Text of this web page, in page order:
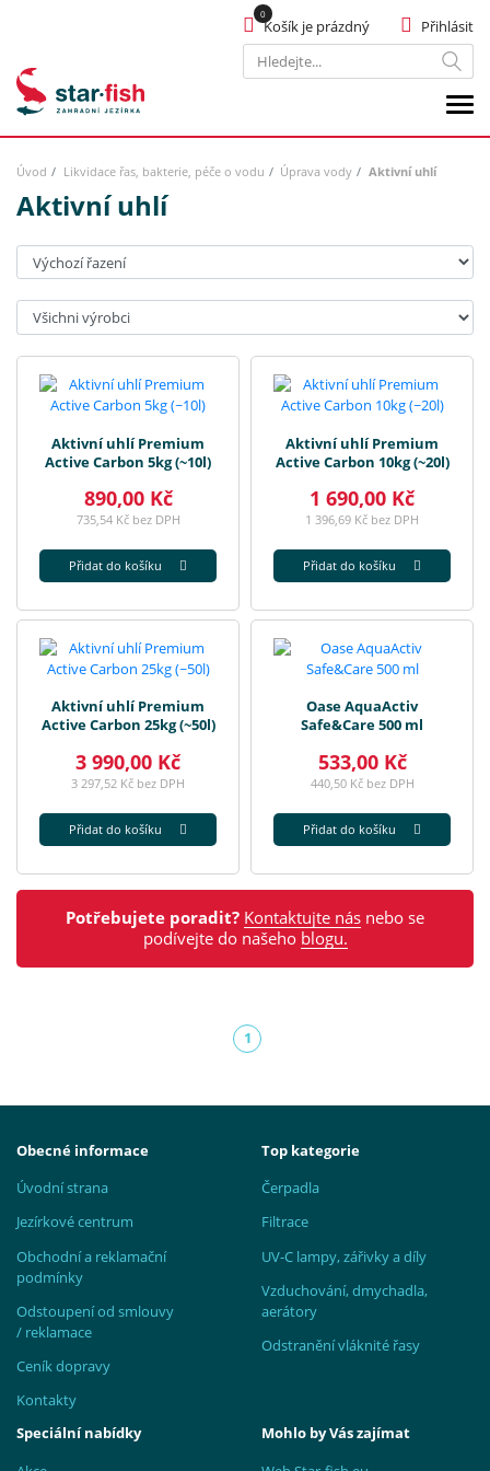
Hledat
Přihlásit
Košík je prázdný
Úvod Likvidace řas, bakterie, péče o vodu Úprava vody Aktivní uhlí
Aktivní uhlí
Seřadit:
Výrobci:
Aktivní uhlí Premium
Active Carbon 5kg (~10l)
890,00 Kč
735,54 Kč bez DPH
Přidat do košíku
Aktivní uhlí Premium
Active Carbon 10kg (~20l)
1 690,00 Kč
1 396,69 Kč bez DPH
Přidat do košíku
Aktivní uhlí Premium
Active Carbon 25kg (~50l)
3 990,00 Kč
3 297,52 Kč bez DPH
Přidat do košíku
Oase AquaActiv
Safe&Care 500 ml
533,00 Kč
440,50 Kč bez DPH
Přidat do košíku
Potřebujete poradit? Kontaktujte nás nebo se
podívejte do našeho blogu.
1(aktuální)
Obecné informace
Úvodní strana
Jezírkové centrum
Obchodní a reklamační
podmínky
Odstoupení od smlouvy
/ reklamace
Ceník dopravy
Kontakty
Top kategorie
Čerpadla
Filtrace
UV-C lampy, zářivky a díly
Vzduchování, dmychadla,
aerátory
Odstranění vláknité řasy
Speciální nabídky
Mohlo by Vás zajímat